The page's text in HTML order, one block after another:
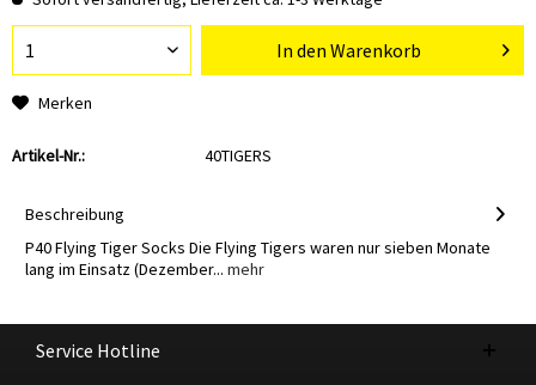
In den Warenkorb
Merken
Artikel-Nr.: 40TIGERS
Beschreibung
P40 Flying Tiger Socks Die Flying Tigers waren nur sieben Monate
lang im Einsatz (Dezember... mehr
Service Hotline